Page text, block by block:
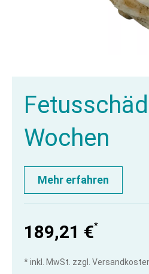
Wochen
Mehr erfahren
189,21 €*
* inkl. MwSt. zzgl.